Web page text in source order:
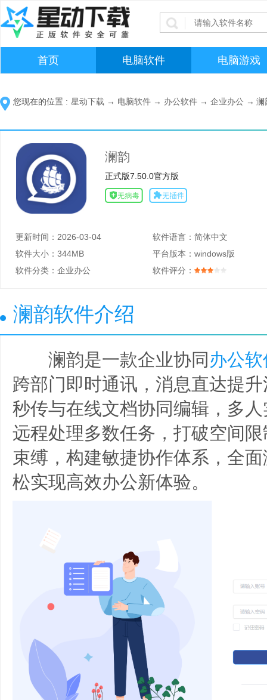
首页 电脑软件 电脑游戏
您现在的位置 : 星动下载 → 电脑软件 → 办公软件 → 企业办公 → 澜
澜韵
正式版7.50.0官方版
更新时间： 2026-03-04 软件语言：简体中文
软件大小： 344MB 平台版本：windows版
软件分类： 企业办公 软件评分：
澜韵软件介绍
澜韵是一款企业协同 办公软
跨部门即时通讯，消息直达提
秒传与在线文档协同编辑，多
远程处理多数任务，打破空间
束缚，构建敏捷协作体系，全
松实现高效办公新体验。